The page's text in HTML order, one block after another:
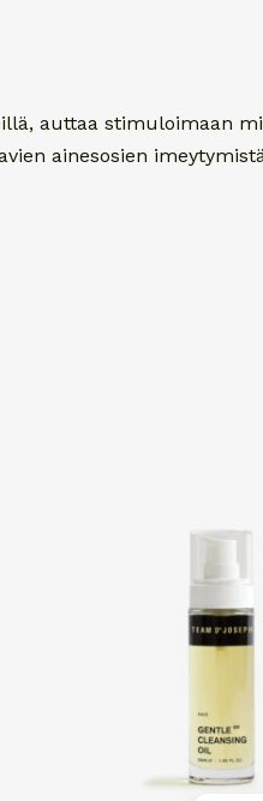
auttaa stimuloimaan
ainesosien